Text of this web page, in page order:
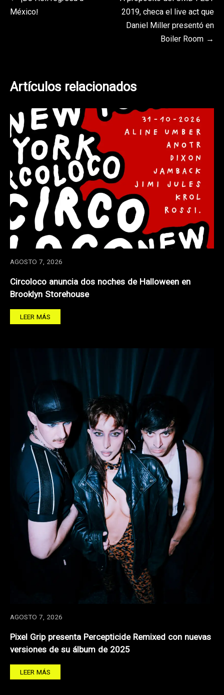
de
México!
2019, checa el live act que
Daniel Miller presentó en
Boiler Room
Artículos relacionados
AGOSTO 7, 2026
Circoloco anuncia dos noches de Halloween en
Brooklyn Storehouse
LEER MÁS
AGOSTO 7, 2026
Pixel Grip presenta Percepticide Remixed con nuevas
versiones de su álbum de 2025
LEER MÁS